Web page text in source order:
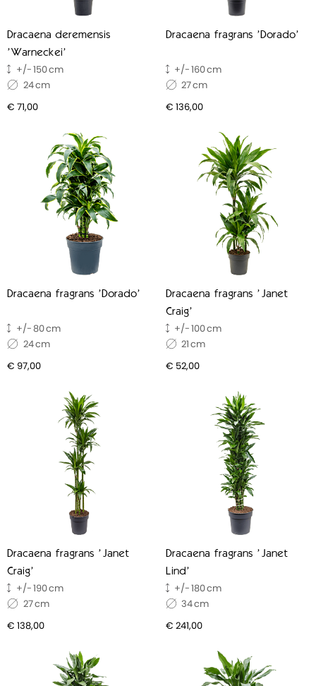
Dracaena deremensis
'Warneckei'
150
24
€ 71,00
Dracaena fragrans 'Dorado'
160
27
€ 136,00
Dracaena fragrans 'Dorado'
80
24
€ 97,00
Dracaena fragrans 'Janet
Craig'
100
21
€ 52,00
Dracaena fragrans 'Janet
Craig'
190
27
€ 138,00
Dracaena fragrans 'Janet
Lind'
180
34
€ 241,00